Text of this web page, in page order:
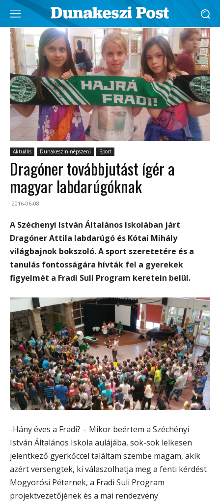
Aktuális Dunakeszin népszerű Sport
Dragóner továbbjutást ígér a
magyar labdarúgóknak
2016-06-08
A Széchenyi István Általános Iskolában járt
Dragóner Attila labdarúgó és Kótai Mihály
világbajnok bokszoló. A sport szeretetére és a
tanulás fontosságára hívták fel a gyerekek
figyelmét a Fradi Suli Program keretein belül.
-Hány éves a Fradi? – Mikor beértem a Széchényi
István Általános Iskola aulájába, sok-sok lelkesen
jelentkező gyerkőccel találtam szembe magam, akik
azért versengtek, ki válaszolhatja meg a fenti kérdést
Mogyorósi Péternek, a Fradi Suli Program
projektvezetőjének és a mai rendezvény